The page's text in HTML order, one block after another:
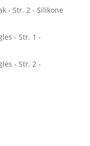
- Str. 2 - Silikone
- Str. 1 -
- Str. 2 -